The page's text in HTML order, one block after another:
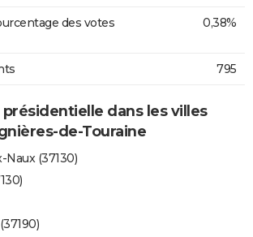
des votes
0,38%
795
dans les villes
de-Touraine
Naux (37130)